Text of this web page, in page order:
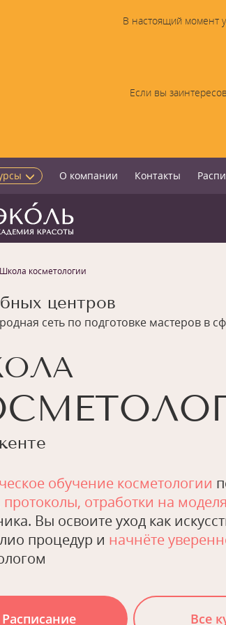
В настоящий момент
Если вы
О компании Контакты
Школа косметологии
центров
сеть по подготовке мастеров в
обучение косметологии
протоколы, отработки на
Вы освоите уход как
процедур и начнёте
Расписание Все